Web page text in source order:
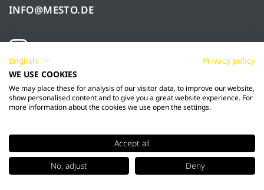
INFO@MESTO.DE
© 2026 Mesto Spritzenfabrik Ernst Stockburger
GmbH
English
Privacy policy
WE USE COOKIES
We may place these for analysis of our visitor data, to improve our website,
show personalised content and to give you a great website experience. For
more information about the cookies we use open the settings.
Accept all
No, adjust
Deny